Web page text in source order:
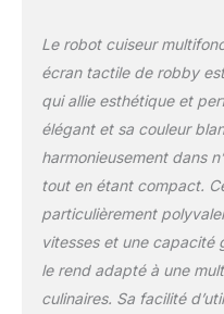
Le robot cuiseur
écran tactile de robby
qui allie esthétique et
élégant et sa couleur
harmonieusement dans
tout en étant compact.
particulièrement
vitesses et une capacité
le rend adapté à une
culinaires. Sa facilité